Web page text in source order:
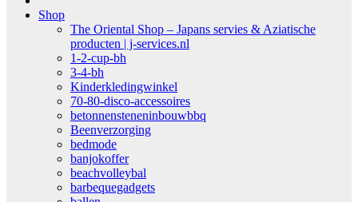
Shop
The Oriental Shop – Japans servies & Aziatische
producten | j-services.nl
1-2-cup-bh
3-4-bh
Kinderkledingwinkel
70-80-disco-accessoires
betonnensteneninbouwbbq
Beenverzorging
bedmode
banjokoffer
beachvolleybal
barbequegadgets